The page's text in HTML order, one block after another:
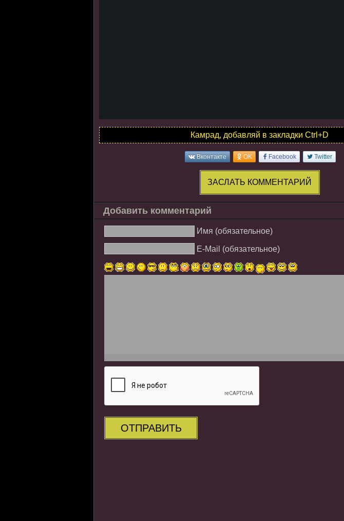
Камрад, добавляй в закладки Ctrl+D
Вконтакте OK Facebook Twitter
ЗАСЛАТЬ КОММЕНТАРИЙ
Добавить комментарий
Имя (обязательное)
E-Mail (обязательное)
ОТПРАВИТЬ